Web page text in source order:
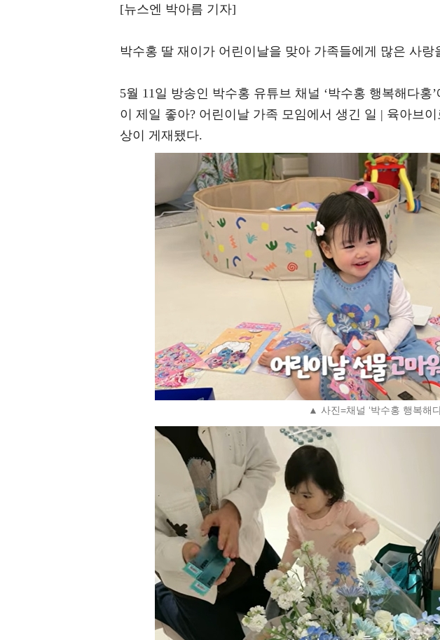
[뉴스엔 박아름 기자]
박수홍 딸 재이가 어린이날을 맞아 가족들에게 많은 사랑
5월 11일 방송인 박수홍 유튜브 채널 ‘박수홍 행복해다홍
이 제일 좋아? 어린이날 가족 모임에서 생긴 일 | 육아브
상이 게재됐다.
▲ 사진=채널 ‘박수홍 행복해